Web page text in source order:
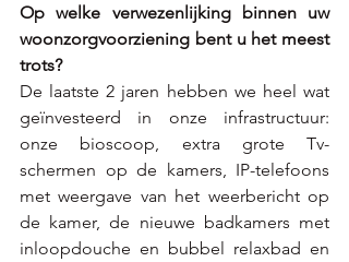
Op welke verwezenlijking binnen uw
woonzorgvoorziening bent u het meest
trots?
De laatste 2 jaren hebben we heel wat
geïnvesteerd in onze infrastructuur:
onze bioscoop, extra grote Tv-
schermen op de kamers, IP-telefoons
met weergave van het weerbericht op
de kamer, de nieuwe badkamers met
inloopdouche en bubbel relaxbad en